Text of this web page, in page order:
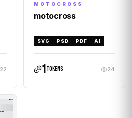
22
MOTOCROSS
motocross
SVG PSD PDF AI
1tokens 24